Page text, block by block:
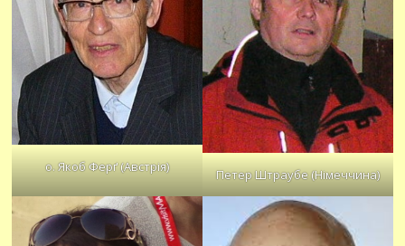
о. Якоб Ферґ (Австрія) Петер Штраубе (Німеччина)